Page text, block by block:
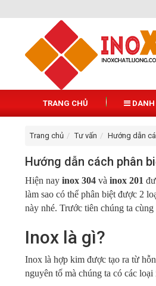
TRANG CHỦ
Trang chủ Tư vấn Hướng dẫn
Hướng dẫn cách phân
Hiện nay inox 304 và inox 201
làm sao có thể phân biệt được 2
này nhé. Trước tiên chúng ta
Inox là gì?
Inox là hợp kim được tạo ra từ
nguyên tố mà chúng ta có các